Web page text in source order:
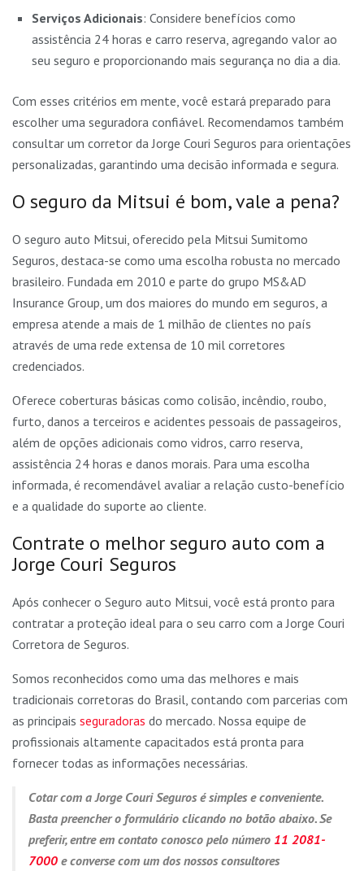
Serviços Adicionais: Considere benefícios como
assistência 24 horas e carro reserva, agregando valor ao
seu seguro e proporcionando mais segurança no dia a dia.
Com esses critérios em mente, você estará preparado para
escolher uma seguradora confiável. Recomendamos também
consultar um corretor da Jorge Couri Seguros para orientações
personalizadas, garantindo uma decisão informada e segura.
O seguro da Mitsui é bom, vale a pena?
O seguro auto Mitsui, oferecido pela Mitsui Sumitomo
Seguros, destaca-se como uma escolha robusta no mercado
brasileiro. Fundada em 2010 e parte do grupo MS&AD
Insurance Group, um dos maiores do mundo em seguros, a
empresa atende a mais de 1 milhão de clientes no país
através de uma rede extensa de 10 mil corretores
credenciados.
Oferece coberturas básicas como colisão, incêndio, roubo,
furto, danos a terceiros e acidentes pessoais de passageiros,
além de opções adicionais como vidros, carro reserva,
assistência 24 horas e danos morais. Para uma escolha
informada, é recomendável avaliar a relação custo-benefício
e a qualidade do suporte ao cliente.
Contrate o melhor seguro auto com a
Jorge Couri Seguros
Após conhecer o Seguro auto Mitsui, você está pronto para
contratar a proteção ideal para o seu carro com a Jorge Couri
Corretora de Seguros.
Somos reconhecidos como uma das melhores e mais
tradicionais corretoras do Brasil, contando com parcerias com
as principais seguradoras do mercado. Nossa equipe de
profissionais altamente capacitados está pronta para
fornecer todas as informações necessárias.
Cotar com a Jorge Couri Seguros é simples e conveniente.
Basta preencher o formulário clicando no botão abaixo. Se
preferir, entre em contato conosco pelo número 11 2081-
7000 e converse com um dos nossos consultores